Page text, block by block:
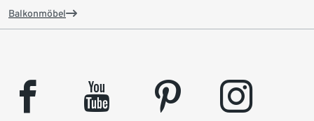
Balkonmöbel
facebook youtube pinterest instagram